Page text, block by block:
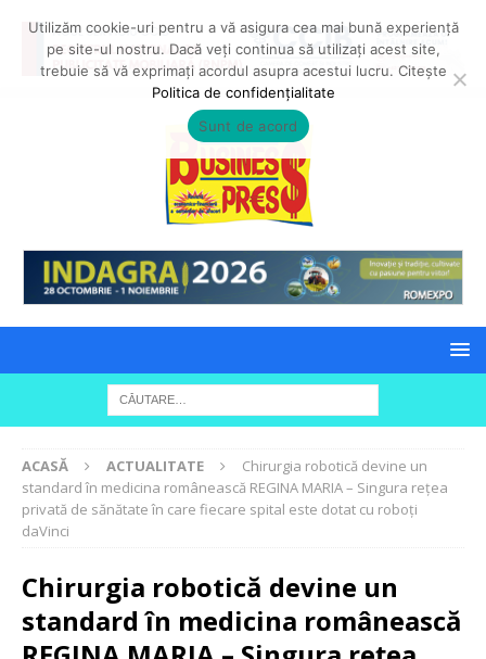
ACASĂ ACTUALITATE
Chirurgia robotică devine un
standard în medicina românească REGINA MARIA – Singura rețea
privată de sănătate în care fiecare spital este dotat cu roboți
daVinci
Chirurgia robotică devine un
standard în medicina românească
Utilizăm cookie-uri pentru a vă asigura cea mai bună experiență
pe site-ul nostru. Dacă veți continua să utilizați acest site,
trebuie să vă exprimați acordul asupra acestui lucru. Citește
Politica de confidențialitate
Sunt de acord